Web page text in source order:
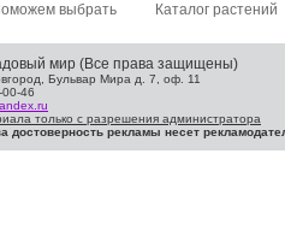
выбрать Каталог растений
мир (Все права защищены)
Бульвар Мира д. 7, оф. 11
46
только с разрешения администратора
достоверность рекламы несет